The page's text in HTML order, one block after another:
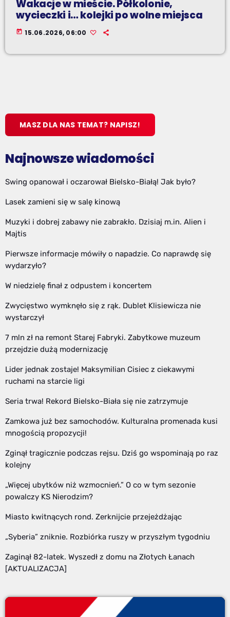
Wakacje w mieście. Półkolonie,
wycieczki i… kolejki po wolne miejsca
today 15.06.2026, 06:00
MASZ DLA NAS TEMAT? NAPISZ!
Najnowsze wiadomości
Swing opanował i oczarował Bielsko-Białą! Jak było?
Lasek zamieni się w salę kinową
Muzyki i dobrej zabawy nie zabrakło. Dzisiaj m.in. Alien i
Majtis
Pierwsze informacje mówiły o napadzie. Co naprawdę się
wydarzyło?
W niedzielę finał z odpustem i koncertem
Zwycięstwo wymknęło się z rąk. Dublet Klisiewicza nie
wystarczył
7 mln zł na remont Starej Fabryki. Zabytkowe muzeum
przejdzie dużą modernizację
Lider jednak zostaje! Maksymilian Cisiec z ciekawymi
ruchami na starcie ligi
Seria trwa! Rekord Bielsko-Biała się nie zatrzymuje
Zamkowa już bez samochodów. Kulturalna promenada kusi
mnogością propozycji!
Zginął tragicznie podczas rejsu. Dziś go wspominają po raz
kolejny
„Więcej ubytków niż wzmocnień.” O co w tym sezonie
powalczy KS Nierodzim?
Miasto kwitnących rond. Zerknijcie przejeżdżając
„Syberia” zniknie. Rozbiórka ruszy w przyszłym tygodniu
Zaginął 82-latek. Wyszedł z domu na Złotych Łanach
[AKTUALIZACJA]